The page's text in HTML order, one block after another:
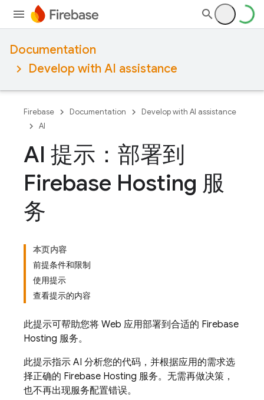
Documentation
Develop with AI assistance
Firebase Documentation
Develop with AI assistance
AI
AI 提示：部署到
Firebase Hosting 服
务
本页内容
前提条件和限制
使用提示
查看提示的内容
此提示可帮助您将 Web 应用部署到合适的 Firebase
Hosting 服务。
此提示指示 AI 分析您的代码，并根据应用的需求选
择正确的 Firebase Hosting 服务。无需再做决策，
也不再出现服务配置错误。